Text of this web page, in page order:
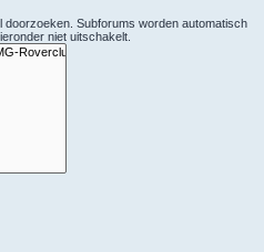
doorzoeken. Subforums worden automatisch
niet uitschakelt.